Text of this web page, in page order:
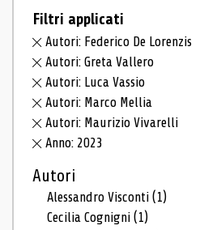
Filtri applicati
Autori: Federico De Lorenzis
Autori: Greta Vallero
Autori: Luca Vassio
Autori: Marco Mellia
Autori: Maurizio Vivarelli
Anno: 2023
Autori
Alessandro Visconti(1)
Cecilia Cognigni(1)